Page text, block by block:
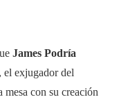
James Podría
, el exjugador del
con su creación